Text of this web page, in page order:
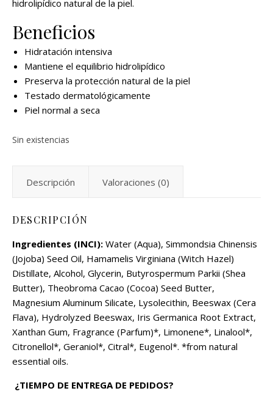
hidrolipídico natural de la piel.
Beneficios
Hidratación intensiva
Mantiene el equilibrio hidrolipídico
Preserva la protección natural de la piel
Testado dermatológicamente
Piel normal a seca
Sin existencias
Descripción Valoraciones (0)
DESCRIPCIÓN
Ingredientes (INCI): Water (Aqua), Simmondsia Chinensis
(Jojoba) Seed Oil, Hamamelis Virginiana (Witch Hazel)
Distillate, Alcohol, Glycerin, Butyrospermum Parkii (Shea
Butter), Theobroma Cacao (Cocoa) Seed Butter,
Magnesium Aluminum Silicate, Lysolecithin, Beeswax (Cera
Flava), Hydrolyzed Beeswax, Iris Germanica Root Extract,
Xanthan Gum, Fragrance (Parfum)*, Limonene*, Linalool*,
Citronellol*, Geraniol*, Citral*, Eugenol*. *from natural
essential oils.
¿TIEMPO DE ENTREGA DE PEDIDOS?